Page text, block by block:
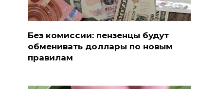
Без комиссии: пензенцы будут
обменивать доллары по новым
правилам